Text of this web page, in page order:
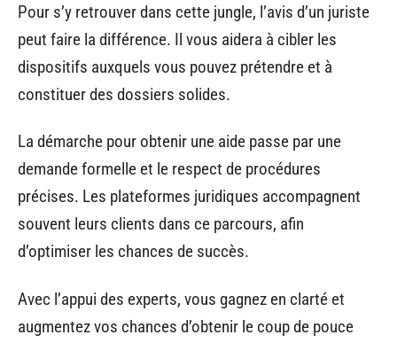
Pour s’y retrouver dans cette jungle, l’avis d’un juriste
peut faire la différence. Il vous aidera à cibler les
dispositifs auxquels vous pouvez prétendre et à
constituer des dossiers solides.
La démarche pour obtenir une aide passe par une
demande formelle et le respect de procédures
précises. Les plateformes juridiques accompagnent
souvent leurs clients dans ce parcours, afin
d’optimiser les chances de succès.
Avec l’appui des experts, vous gagnez en clarté et
augmentez vos chances d’obtenir le coup de pouce